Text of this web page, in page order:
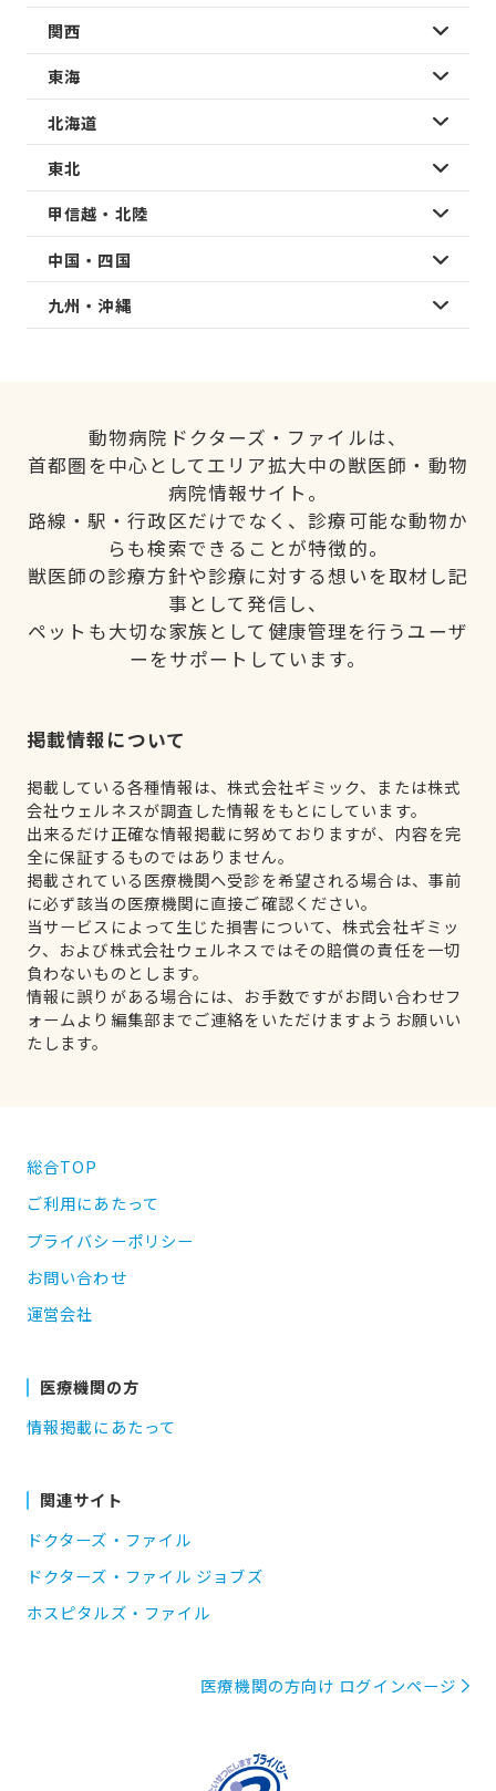
関西
東海
北海道
東北
甲信越・北陸
中国・四国
九州・沖縄
動物病院ドクターズ・ファイルは、
首都圏を中心としてエリア拡大中の獣医師・動物
病院情報サイト。
路線・駅・行政区だけでなく、診療可能な動物か
らも検索できることが特徴的。
獣医師の診療方針や診療に対する想いを取材し記
事として発信し、
ペットも大切な家族として健康管理を行うユーザ
ーをサポートしています。
掲載情報について
掲載している各種情報は、株式会社ギミック、または株式
会社ウェルネスが調査した情報をもとにしています。
出来るだけ正確な情報掲載に努めておりますが、内容を完
全に保証するものではありません。
掲載されている医療機関へ受診を希望される場合は、事前
に必ず該当の医療機関に直接ご確認ください。
当サービスによって生じた損害について、株式会社ギミッ
ク、および株式会社ウェルネスではその賠償の責任を一切
負わないものとします。
情報に誤りがある場合には、お手数ですがお問い合わせフ
ォームより編集部までご連絡をいただけますようお願いい
たします。
総合TOP
ご利用にあたって
プライバシーポリシー
お問い合わせ
運営会社
医療機関の方
情報掲載にあたって
関連サイト
ドクターズ・ファイル
ドクターズ・ファイル ジョブズ
ホスピタルズ・ファイル
医療機関の方向け ログインページ